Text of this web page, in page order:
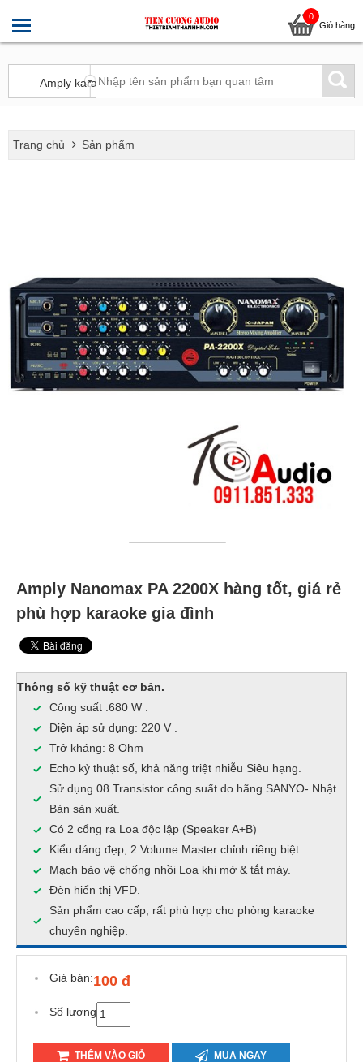
0
Giỏ hàng
Trang chủ Sản phẩm
Amply Nanomax PA 2200X hàng tốt, giá rẻ
phù hợp karaoke gia đình
Thông số kỹ thuật cơ bản.
Công suất :680 W .
Điện áp sử dụng: 220 V .
Trở kháng: 8 Ohm
Echo kỷ thuật số, khả năng triệt nhiễu Siêu hạng.
Sử dụng 08 Transistor công suất do hãng SANYO- Nhật
Bản sản xuất.
Có 2 cổng ra Loa độc lập (Speaker A+B)
Kiểu dáng đẹp, 2 Volume Master chỉnh riêng biệt
Mạch bảo vệ chống nhồi Loa khi mở & tắt máy.
Đèn hiển thị VFD.
Sản phẩm cao cấp, rất phù hợp cho phòng karaoke
chuyên nghiệp.
Giá bán:100 đ
Số lượng
THÊM VÀO GIỎ MUA NGAY